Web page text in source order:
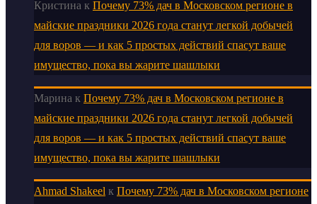
Кристина к Почему 73% дач в Московском регионе в
майские праздники 2026 года станут легкой добычей
для воров — и как 5 простых действий спасут ваше
имущество, пока вы жарите шашлыки
Марина к Почему 73% дач в Московском регионе в
майские праздники 2026 года станут легкой добычей
для воров — и как 5 простых действий спасут ваше
имущество, пока вы жарите шашлыки
Ahmad Shakeel к Почему 73% дач в Московском регионе